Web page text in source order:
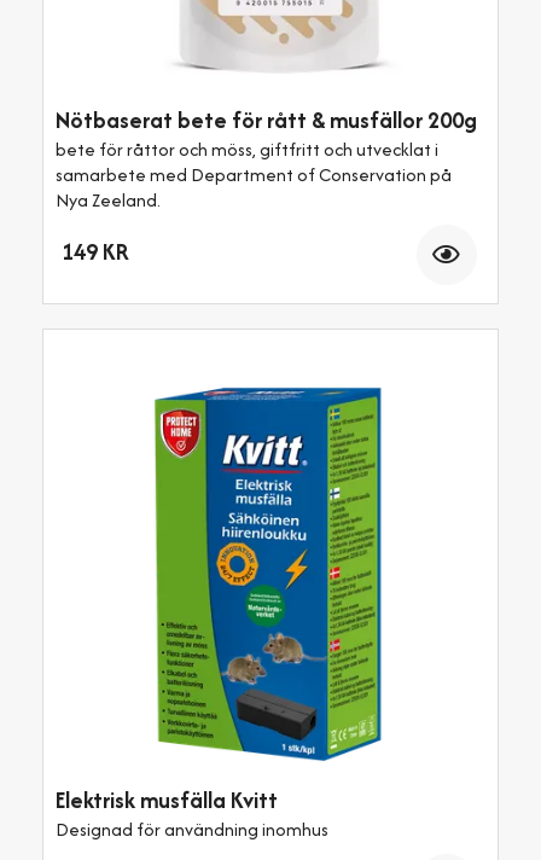
Nötbaserat bete för rått & musfällor 200g
bete för råttor och möss, giftfritt och utvecklat i
samarbete med Department of Conservation på
Nya Zeeland.
149 KR
Elektrisk musfälla Kvitt
Designad för användning inomhus